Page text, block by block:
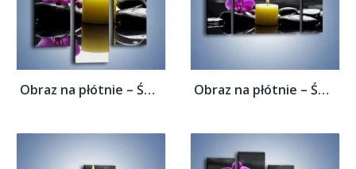
Obraz na płótnie – Świeca przed kwiatem –... Obraz na płótnie – Świeca przed kwiatem –...